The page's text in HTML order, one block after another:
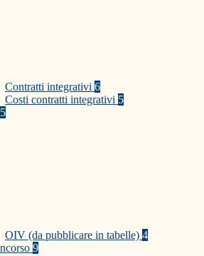
Contratti integrativi 6
Costi contratti integrativi 5
5
OIV (da pubblicare in tabelle) 4
9